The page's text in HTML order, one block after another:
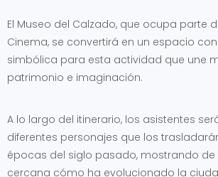
El Museo del Calzado, que ocupa parte
Cinema, se convertirá en un espacio
simbólica para esta actividad que une
patrimonio e imaginación.
A lo largo del itinerario, los asistentes
diferentes personajes que los
épocas del siglo pasado, mostrando
cercana cómo ha evolucionado la